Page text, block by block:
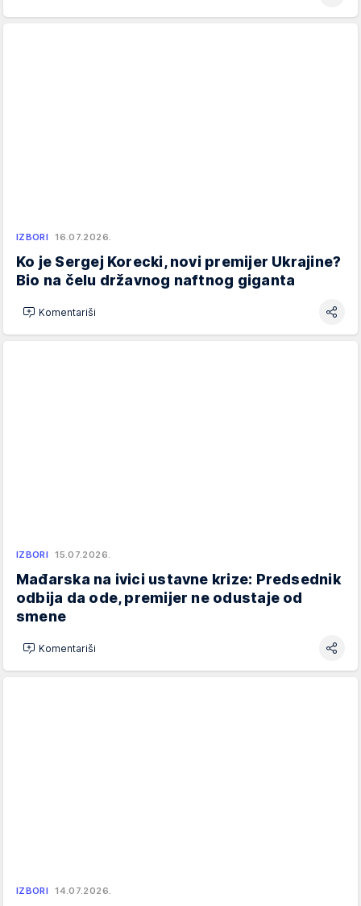
IZBORI 16.07.2026.
Ko je Sergej Korecki, novi premijer Ukrajine?
Bio na čelu državnog naftnog giganta
Komentariši
IZBORI 15.07.2026.
Mađarska na ivici ustavne krize: Predsednik
odbija da ode, premijer ne odustaje od
smene
Komentariši
IZBORI 14.07.2026.